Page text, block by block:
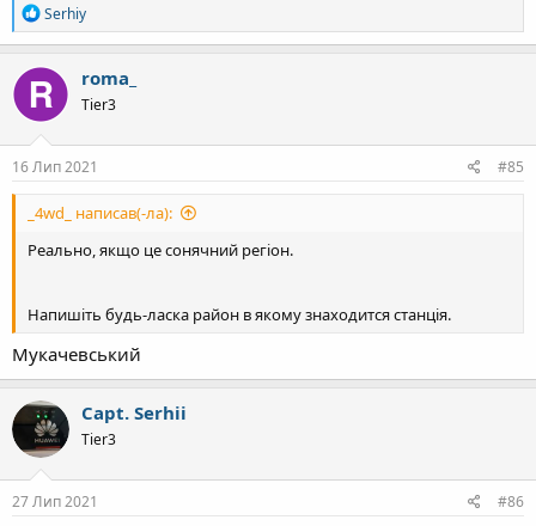
Р
е
а
к
ц
і
ї
:
Serhiy
roma_
Tier3
16 Лип 2021 #85
_4wd_ написав(-ла):
Реально, якщо це сонячний регіон.
Напишіть будь-ласка район в якому знаходится станція.
Мукачевський
Capt. Serhii
Tier3
27 Лип 2021 #86